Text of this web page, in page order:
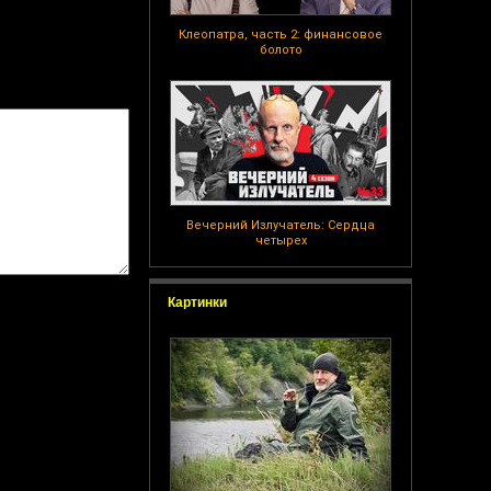
Клеопатра, часть 2: финансовое
болото
Вечерний Излучатель: Сердца
четырех
Картинки